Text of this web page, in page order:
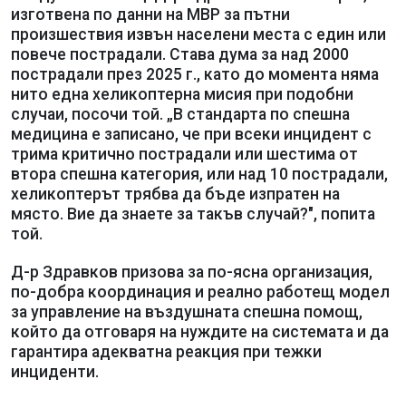
изготвена по данни на МВР за пътни
произшествия извън населени места с един или
повече пострадали. Става дума за над 2000
пострадали през 2025 г., като до момента няма
нито една хеликоптерна мисия при подобни
случаи, посочи той. „В стандарта по спешна
медицина е записано, че при всеки инцидент с
трима критично пострадали или шестима от
втора спешна категория, или над 10 пострадали,
хеликоптерът трябва да бъде изпратен на
място. Вие да знаете за такъв случай?", попита
той.
Д-р Здравков призова за по-ясна организация,
по-добра координация и реално работещ модел
за управление на въздушната спешна помощ,
който да отговаря на нуждите на системата и да
гарантира адекватна реакция при тежки
инциденти.